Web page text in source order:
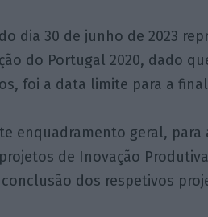
dia 30 de junho de 2023
do Portugal 2020, dado
foi a data limite para a
enquadramento geral, para
de Inovação
dos respetivos